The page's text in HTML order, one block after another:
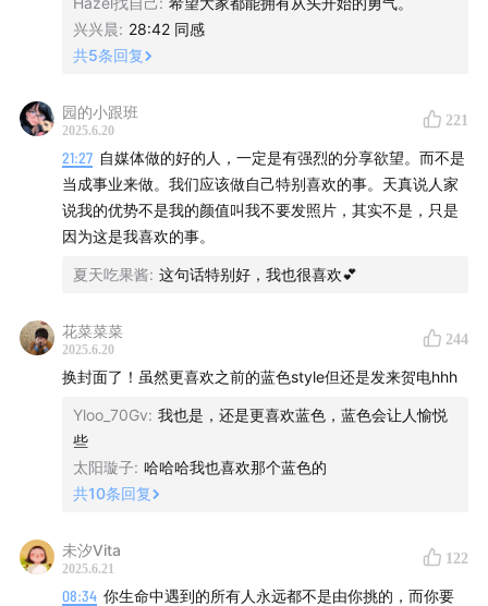
工作中最好vs最糟状态是什么样？通常具备哪些条件？
如果有许愿就会实现的能力，会是关于自己的什么愿
望？
最喜欢vs最讨厌听到别人的评价是什么？
最看重合作伙伴的什么品质？
如果还有3天离开世界，选择只能和谁待在一起？
如果十年只能做一件事，你会选择做什么？
如果回到任意时间点，你会回到什么时候改变什么事？
请定义什么是成长？
请用200字总结你的人生，即希望对外展现的自己。
Q1-与工作风格完全不同的同事协作，结果不如预期
而感到内耗，如何调整心态；
一个人的天分其实藏在缺点里，而缺点是不自觉地
会做的事情；
08:52 理解不同，学会与“不喜欢”的人相处，创造利于个体
发挥优势的场景；
兴兴晨: 28:42 同感
共5条回复
园的小跟班
2025.6.20
221
21:27 自媒体做的好的人，一定是有强烈的分享欲望。而不是
当成事业来做。我们应该做自己特别喜欢的事。天真说人家
说我的优势不是我的颜值叫我不要发照片，其实不是，只是
因为这是我喜欢的事。
夏天吃果酱: 这句话特别好，我也很喜欢💕
花菜菜菜
2025.6.20
244
换封面了！虽然更喜欢之前的蓝色style但还是发来贺电hhh
Yloo_70Gv: 我也是，还是更喜欢蓝色，蓝色会让人愉悦
些
太阳璇子: 哈哈哈我也喜欢那个蓝色的
共10条回复
未汐Vita
2025.6.21
122
08:34 你生命中遇到的所有人永远都不是由你挑的，而你要